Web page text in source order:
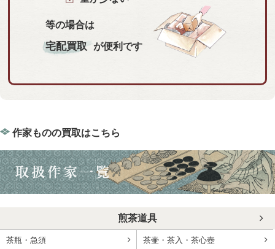
等の場合は
宅配買取 が便利です
作家ものの買取はこちら
煎茶道具
茶瓶・急須 茶壷・茶入・茶心壺